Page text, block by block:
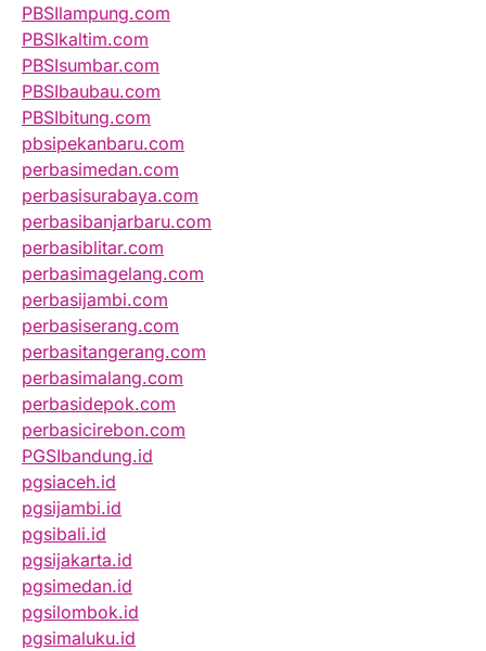
PBSIlampung.com
PBSIkaltim.com
PBSIsumbar.com
PBSIbaubau.com
PBSIbitung.com
pbsipekanbaru.com
perbasimedan.com
perbasisurabaya.com
perbasibanjarbaru.com
perbasiblitar.com
perbasimagelang.com
perbasijambi.com
perbasiserang.com
perbasitangerang.com
perbasimalang.com
perbasidepok.com
perbasicirebon.com
PGSIbandung.id
pgsiaceh.id
pgsijambi.id
pgsibali.id
pgsijakarta.id
pgsimedan.id
pgsilombok.id
pgsimaluku.id